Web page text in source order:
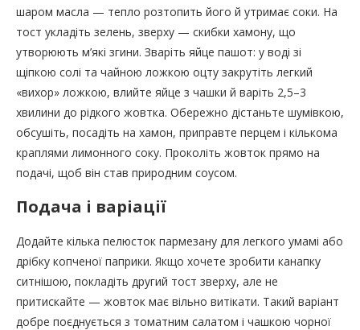
шаром масла — тепло розтопить його й утримає соки. На
тост укладіть зелень, зверху — скибки хамону, що
утворюють м’які згини. Зваріть яйце пашот: у воді зі
щіпкою солі та чайною ложкою оцту закрутіть легкий
«вихор» ложкою, влийте яйце з чашки й варіть 2,5–3
хвилини до рідкого жовтка. Обережно дістаньте шумівкою,
обсушіть, посадіть на хамон, приправте перцем і кількома
краплями лимонного соку. Проколіть жовток прямо на
подачі, щоб він став природним соусом.
Подача і варіації
Додайте кілька пелюсток пармезану для легкого умамі або
дрібку копченої паприки. Якщо хочете зробити канапку
ситнішою, покладіть другий тост зверху, але не
притискайте — жовток має вільно витікати. Такий варіант
добре поєднується з томатним салатом і чашкою чорної